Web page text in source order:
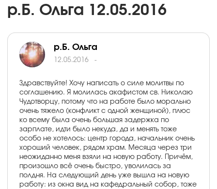
р.Б. Ольга 12.05.2016
р.Б. Ольга
12.05.2016 -
Здравствуйте! Хочу написать о силе молитвы по
соглашению. Я молилась акафистом св. Николаю
Чудотворцу, потому что на работе было морально
очень тяжело (конфликт с одной женщиной), плюс
ко всему была очень большая задержка по
зарплате, идти было некуда, да и менять тоже
особо не хотелось: центр города, начальник очень
хороший человек, рядом храм. Месяца через три
неожиданно меня взяли на новую работу. Причём,
произошло всё очень быстро, уволилась за
полдня. На следующий день уже вышла на новую
работу: из окна вид на кафедральный собор, тоже